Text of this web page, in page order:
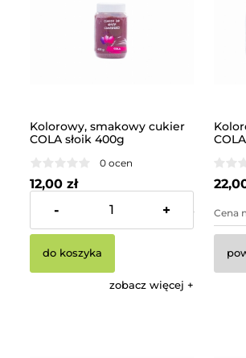
Kolorowy, smakowy cukier
COLA słoik 400g
0 ocen
12,00 zł
Cena netto: 11,11 zł
- +
do koszyka
zobacz więcej
Cena